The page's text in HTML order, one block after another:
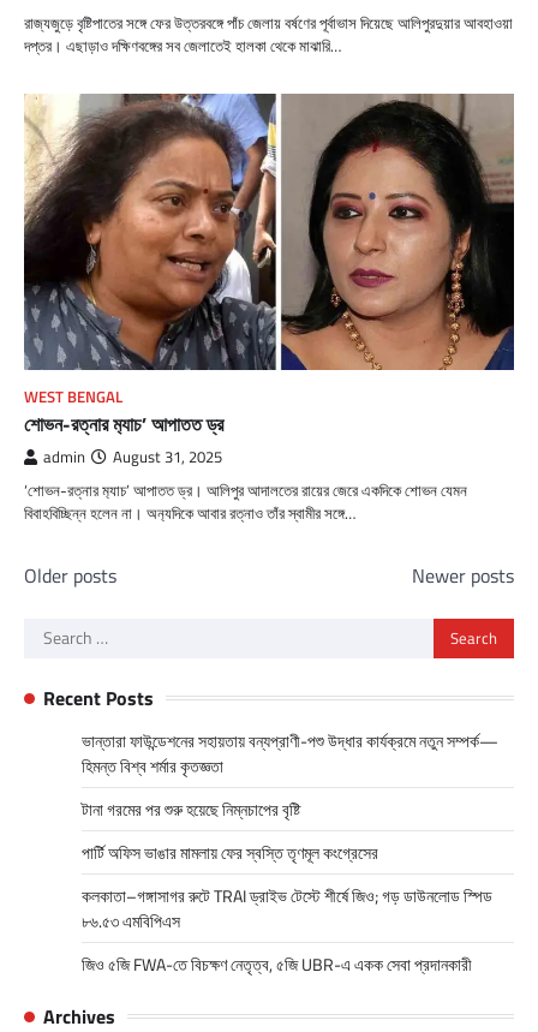
রাজ্যজুড়ে বৃষ্টিপাতের সঙ্গে ফের উত্তরবঙ্গে পাঁচ জেলায় বর্ষণের পূর্বাভাস দিয়েছে আলিপুরদুয়ার আবহাওয়া
দপ্তর। এছাড়াও দক্ষিণবঙ্গের সব জেলাতেই হালকা থেকে মাঝারি…
WEST BENGAL
শোভন-রত্নার ম‌্যাচ’ আপাতত ড্র
admin August 31, 2025
‘শোভন-রত্নার ম‌্যাচ’ আপাতত ড্র। আলিপুর আদালতের রায়ের জেরে একদিকে শোভন যেমন
বিবাহবিচ্ছিন্ন হলেন না। অন‌্যদিকে আবার রত্নাও তাঁর স্বামীর সঙ্গে…
Posts
Older posts
Newer posts
Search
Recent Posts
ভান্তারা ফাউন্ডেশনের সহায়তায় বন্যপ্রাণী-পশু উদ্ধার কার্যক্রমে নতুন সম্পর্ক—
হিমন্ত বিশ্ব শর্মার কৃতজ্ঞতা
টানা গরমের পর শুরু হয়েছে নিম্নচাপের বৃষ্টি
পার্টি অফিস ভাঙার মামলায় ফের স্বস্তি তৃণমূল কংগ্রেসের
কলকাতা–গঙ্গাসাগর রুটে TRAI ড্রাইভ টেস্টে শীর্ষে জিও; গড় ডাউনলোড স্পিড
৮৬.৫৩ এমবিপিএস
জিও ৫জি FWA-তে বিচক্ষণ নেতৃত্ব, ৫জি UBR-এ একক সেবা প্রদানকারী
Archives